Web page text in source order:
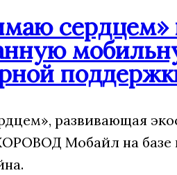
сердцем»
развивающая
Мобайл на